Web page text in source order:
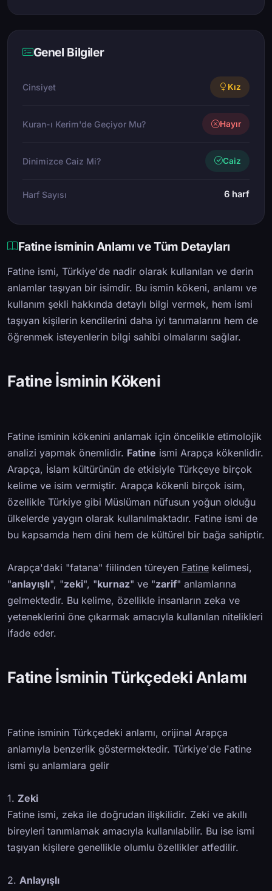
Genel Bilgiler
Cinsiyet Kız
Kuran-ı Kerim'de Geçiyor Mu? Hayır
Dinimizce Caiz Mi? Caiz
Harf Sayısı 6 harf
Fatine isminin Anlamı ve Tüm Detayları
Fatine ismi, Türkiye'de nadir olarak kullanılan ve derin
anlamlar taşıyan bir isimdir. Bu ismin kökeni, anlamı ve
kullanım şekli hakkında detaylı bilgi vermek, hem ismi
taşıyan kişilerin kendilerini daha iyi tanımalarını hem de
öğrenmek isteyenlerin bilgi sahibi olmalarını sağlar.
Fatine İsminin Kökeni
Fatine isminin kökenini anlamak için öncelikle etimolojik
analizi yapmak önemlidir. Fatine ismi Arapça kökenlidir.
Arapça, İslam kültürünün de etkisiyle Türkçeye birçok
kelime ve isim vermiştir. Arapça kökenli birçok isim,
özellikle Türkiye gibi Müslüman nüfusun yoğun olduğu
ülkelerde yaygın olarak kullanılmaktadır. Fatine ismi de
bu kapsamda hem dini hem de kültürel bir bağa sahiptir.
Arapça'daki "fatana" fiilinden türeyen Fatine kelimesi,
"anlayışlı", "zeki", "kurnaz" ve "zarif" anlamlarına
gelmektedir. Bu kelime, özellikle insanların zeka ve
yeteneklerini öne çıkarmak amacıyla kullanılan nitelikleri
ifade eder.
Fatine İsminin Türkçedeki Anlamı
Fatine isminin Türkçedeki anlamı, orijinal Arapça
anlamıyla benzerlik göstermektedir. Türkiye'de Fatine
ismi şu anlamlara gelir
1. Zeki
Fatine ismi, zeka ile doğrudan ilişkilidir. Zeki ve akıllı
bireyleri tanımlamak amacıyla kullanılabilir. Bu ise ismi
taşıyan kişilere genellikle olumlu özellikler atfedilir.
2. Anlayışlı